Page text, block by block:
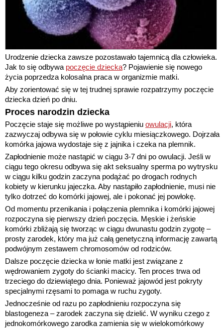
Urodzenie dziecka zawsze pozostawało tajemnicą dla człowieka.
Jak to się odbywa poczęcie dziecka? Pojawienie się nowego
życia poprzedza kolosalna praca w organizmie matki.
Aby zorientować się w tej trudnej sprawie rozpatrzymy poczęcie
dziecka dzień po dniu.
Proces narodzin dziecka
Poczęcie staje się możliwe po wystąpieniu owulacji, która
zazwyczaj odbywa się w połowie cyklu miesiączkowego. Dojrzała
komórka jajowa wydostaje się z jajnika i czeka na plemnik.
Zapłodnienie może nastąpić w ciągu 3-7 dni po owulacji. Jeśli w
ciągu tego okresu odbywa się akt seksualny sperma po wytrysku
w ciągu kilku godzin zaczyna podążać po drogach rodnych
kobiety w kierunku jajeczka. Aby nastąpiło zapłodnienie, musi nie
tylko dotrzeć do komórki jajowej, ale i pokonać jej powłokę.
Od momentu przenikania i połączenia plemnika i komórki jajowej
rozpoczyna się pierwszy dzień poczęcia. Męskie i żeńskie
komórki zbliżają się tworząc w ciągu dwunastu godzin zygotę –
prosty zarodek, który ma już całą genetyczną informację zawartą
podwójnym zestawem chromosomów od rodziców.
Dalsze poczęcie dziecka w łonie matki jest związane z
wędrowaniem zygoty do ścianki macicy. Ten proces trwa od
trzeciego do dziewiątego dnia. Ponieważ jajowód jest pokryty
specjalnymi rzęsami to pomaga w ruchu zygoty.
Jednocześnie od razu po zapłodnieniu rozpoczyna się
blastogeneza – zarodek zaczyna się dzielić. W wyniku czego z
jednokomórkowego zarodka zamienia się w wielokomórkowy